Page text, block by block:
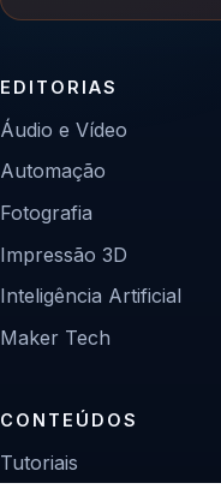
EDITORIAS
Áudio e Vídeo
Automação
Fotografia
Impressão 3D
Inteligência Artificial
Maker Tech
CONTEÚDOS
Tutoriais